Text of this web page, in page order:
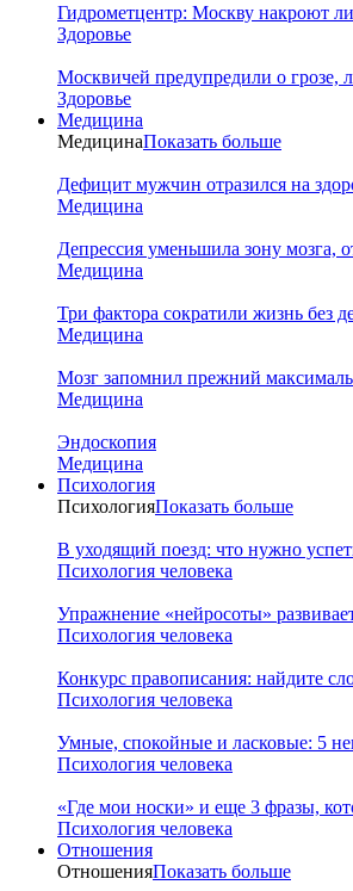
Гидрометцентр: Москву накроют
Здоровье
Москвичей предупредили о грозе,
Здоровье
Медицина
МедицинаПоказать больше
Дефицит мужчин отразился на
Медицина
Депрессия уменьшила зону мозга,
Медицина
Три фактора сократили жизнь без
Медицина
Мозг запомнил прежний
Медицина
Эндоскопия
Медицина
Психология
ПсихологияПоказать больше
В уходящий поезд: что нужно
Психология человека
Упражнение «нейросоты»
Психология человека
Конкурс правописания: найдите
Психология человека
Умные, спокойные и ласковые: 5
Психология человека
«Где мои носки» и еще 3 фразы,
Психология человека
Отношения
ОтношенияПоказать больше